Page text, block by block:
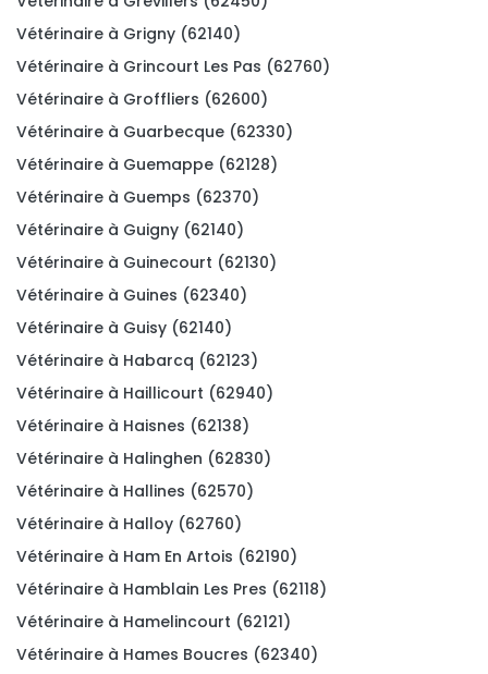
Vétérinaire à Grigny (62140)
Vétérinaire à Grincourt Les Pas (62760)
Vétérinaire à Groffliers (62600)
Vétérinaire à Guarbecque (62330)
Vétérinaire à Guemappe (62128)
Vétérinaire à Guemps (62370)
Vétérinaire à Guigny (62140)
Vétérinaire à Guinecourt (62130)
Vétérinaire à Guines (62340)
Vétérinaire à Guisy (62140)
Vétérinaire à Habarcq (62123)
Vétérinaire à Haillicourt (62940)
Vétérinaire à Haisnes (62138)
Vétérinaire à Halinghen (62830)
Vétérinaire à Hallines (62570)
Vétérinaire à Halloy (62760)
Vétérinaire à Ham En Artois (62190)
Vétérinaire à Hamblain Les Pres (62118)
Vétérinaire à Hamelincourt (62121)
Vétérinaire à Hames Boucres (62340)